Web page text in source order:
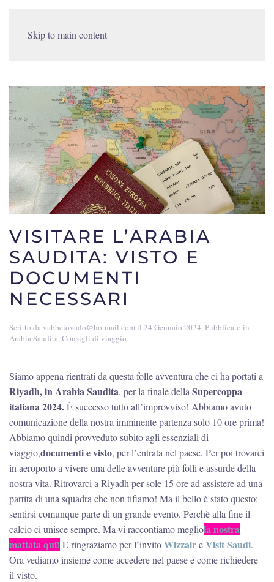
Skip to main content
VISITARE L’ARABIA
SAUDITA: VISTO E
DOCUMENTI
NECESSARI
Scritto davabbeiovado@hotmail.com il 24 Gennaio 2024. Pubblicato in
Arabia Saudita,Consigli di viaggio.
Siamo appena rientrati da questa folle avventura che ci ha portati a
Riyadh, in Arabia Saudita, per la finale della Supercoppa
italiana 2024.È successo tutto all’improvviso! Abbiamo avuto
comunicazione della nostra imminente partenza solo 10 ore prima!
Abbiamo quindi provveduto subito agli essenziali di
viaggio,documenti e visto, per l’entrata nel paese. Per poi trovarci
in aeroporto a vivere una delle avventure più folli e assurde della
nostra vita. Ritrovarci a Riyadh per sole 15 ore ad assistere ad una
partita di una squadra che non tifiamo! Ma il bello è stato questo:
sentirsi comunque parte di un grande evento. Perchè alla fine il
calcio ci unisce sempre. Ma vi raccontiamo megliola nostra
mattata qui! E ringraziamo per l’invitoWizzaireVisit Saudi.
Ora vediamo insieme come accedere nel paese e come richiedere
il visto.